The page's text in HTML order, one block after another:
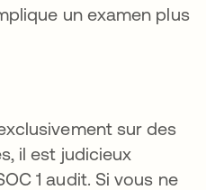
un examen plus
sur des
il est judicieux
1 audit. Si vous ne